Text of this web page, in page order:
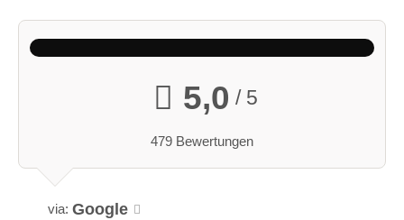
5,0 / 5
479 Bewertungen
via: Google